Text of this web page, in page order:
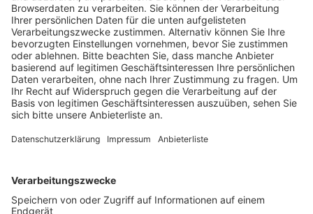
in beide Richtungen gesperrt werden.
Veröffentlicht:Montag, 02.06.2025 17:42
Anzeige
Sperrungen und Umleitungen
In Wesseling nimmt der Ausbau der A555 so langsam